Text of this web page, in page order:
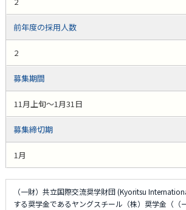
前年度の採用人数
2
募集期間
11月上旬～1月31日
募集締切期
1月
（一財）共立国際交流奨学財団 (Kyoritsu
する奨学金であるヤングスチール（株）奨学金（（